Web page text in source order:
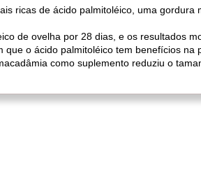
ricas de ácido palmitoléico, uma gordura
de ovelha por 28 dias, e os resultados
o ácido palmitoléico tem benefícios na
como suplemento reduziu o